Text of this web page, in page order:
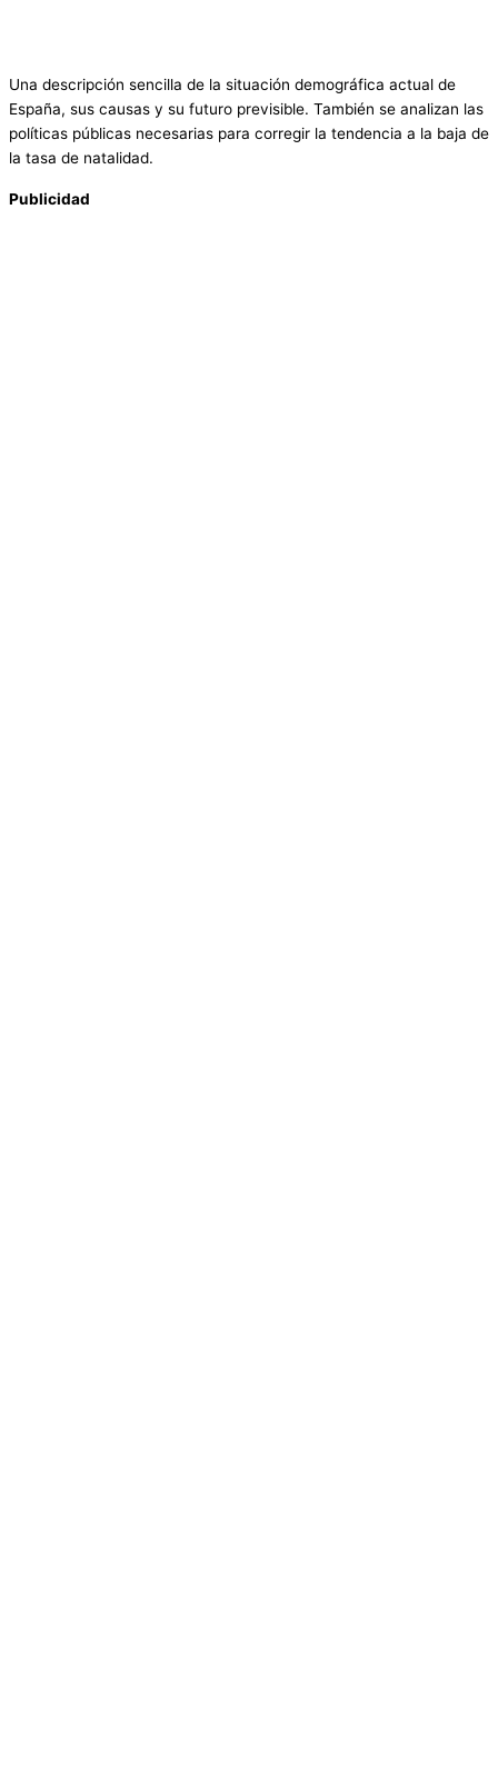
Una descripción sencilla de la situación demográfica actual de
España, sus causas y su futuro previsible. También se analizan las
políticas públicas necesarias para corregir la tendencia a la baja de
la tasa de natalidad.
Publicidad